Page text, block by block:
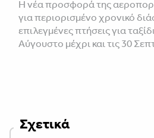
Η νέα προσφορά της
για περιορισμένο χρονικό
επιλεγμένες πτήσεις για
Αύγουστο μέχρι και τις 30
Σχετικά